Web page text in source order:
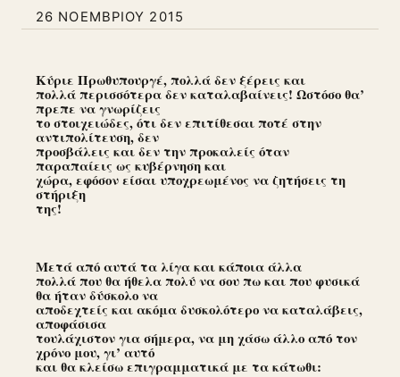
26 ΝΟΕΜΒΡΊΟΥ 2015
Κύριε Πρωθυπουργέ, πολλά δεν ξέρεις και
πολλά περισσότερα δεν καταλαβαίνεις! Ωστόσο θα’
πρεπε να γνωρίζεις
το στοιχειώδες, ότι δεν επιτίθεσαι ποτέ στην
αντιπολίτευση, δεν
προσβάλεις και δεν την προκαλείς όταν
παραπαίεις ως κυβέρνηση και
χώρα, εφόσον είσαι υποχρεωμένος να ζητήσεις τη
στήριξη
της!
Μετά από αυτά τα λίγα και κάποια άλλα
πολλά που θα ήθελα πολύ να σου πω και που φυσικά
θα ήταν δύσκολο να
αποδεχτείς και ακόμα δυσκολότερο να καταλάβεις,
αποφάσισα
τουλάχιστον για σήμερα, να μη χάσω άλλο από τον
χρόνο μου, γι’ αυτό
και θα κλείσω επιγραμματικά με τα κάτωθι: